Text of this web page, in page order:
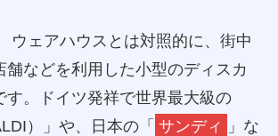
ウェアハウスとは対照的に、街中
舗などを利用した小型のディスカ
す。ドイツ発祥で世界最大級の
）」や、日本の「 サンディ
」な